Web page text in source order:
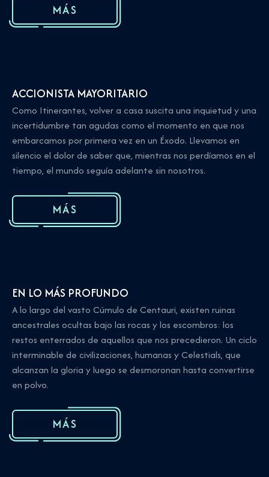
MÁS
ACCIONISTA MAYORITARIO
Como Itinerantes, volver a casa suscita una inquietud y una
incertidumbre tan agudas como el momento en que nos
embarcamos por primera vez en un Éxodo. Llevamos en
silencio el dolor de saber que, mientras nos perdíamos en el
tiempo, el mundo seguía adelante sin nosotros.
MÁS
EN LO MÁS PROFUNDO
A lo largo del vasto Cúmulo de Centauri, existen ruinas
ancestrales ocultas bajo las rocas y los escombros: los
restos enterrados de aquellos que nos precedieron. Un ciclo
interminable de civilizaciones, humanas y Celestials, que
alcanzan la gloria y luego se desmoronan hasta convertirse
en polvo.
MÁS